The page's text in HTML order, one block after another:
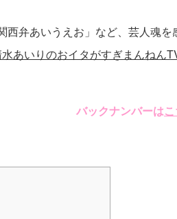
弁あいうえお」など、芸人魂を
あいりのおイタがすぎまんねん
バックナンバーは